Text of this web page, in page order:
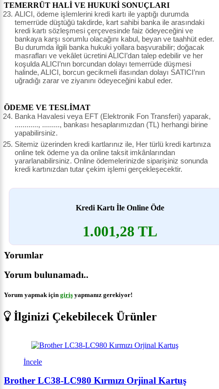
TEMERRÜT HALİ VE HUKUKİ SONUÇLARI
ALICI, ödeme işlemlerini kredi kartı ile yaptığı durumda
temerrüde düştüğü takdirde, kart sahibi banka ile arasındaki
kredi kartı sözleşmesi çerçevesinde faiz ödeyeceğini ve
bankaya karşı sorumlu olacağını kabul, beyan ve taahhüt eder.
Bu durumda ilgili banka hukuki yollara başvurabilir; doğacak
masrafları ve vekâlet ücretini ALICI’dan talep edebilir ve her
koşulda ALICI’nın borcundan dolayı temerrüde düşmesi
halinde, ALICI, borcun gecikmeli ifasından dolayı SATICI’nın
uğradığı zarar ve ziyanını ödeyeceğini kabul eder.
ÖDEME VE TESLİMAT
Banka Havalesi veya EFT (Elektronik Fon Transferi) yaparak,
............, ........., bankası hesaplarımızdan (TL) herhangi birine
yapabilirsiniz.
Sitemiz üzerinden kredi kartlarınız ile, Her türlü kredi kartınıza
online tek ödeme ya da online taksit imkânlarından
yararlanabilirsiniz. Online ödemelerinizde siparişiniz sonunda
kredi kartınızdan tutar çekim işlemi gerçekleşecektir.
Kredi Kartı İle Online Öde
1.001,28 TL
Yorumlar
Yorum bulunamadı..
Yorum yapmak için giriş yapmanız gerekiyor!
İlginizi Çekebilecek Ürünler
İncele
Brother LC38-LC980 Kırmızı Orjinal Kartuş